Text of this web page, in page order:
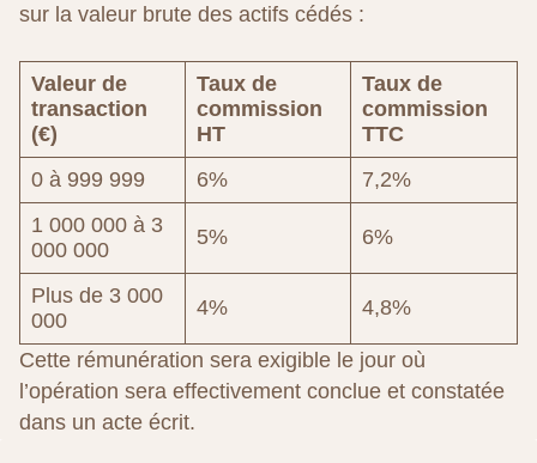
sur la valeur brute des actifs cédés :
Valeur de
transaction
(€)
Taux de
commission
HT
Taux de
commission
TTC
0 à 999 999
6%
7,2%
1 000 000 à 3
000 000
5% 6%
Plus de 3 000
000
4% 4,8%
Cette rémunération sera exigible le jour où
l’opération sera effectivement conclue et constatée
dans un acte écrit.